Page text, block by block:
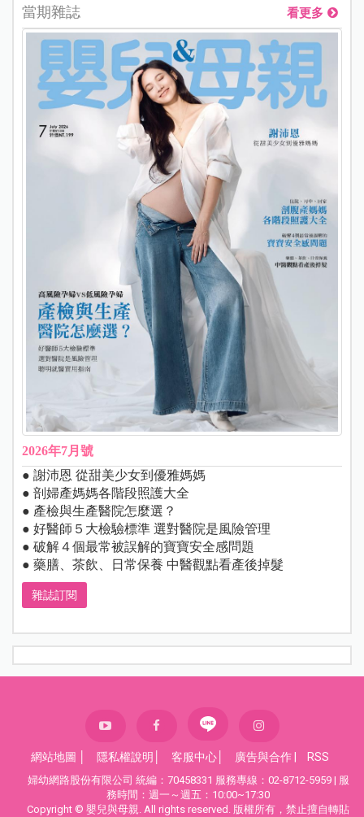
當期雜誌 看更多
2026年7月號
● 謝沛恩 從甜美少女到優雅媽媽
● 剖婦產媽媽各階段照護大全
● 產檢與生產醫院怎麼選？
● 好醫師５大檢驗標準 選對醫院是風險管理
● 破解４個最常被誤解的寶寶安全感問題
● 藥膳、茶飲、日常保養 中醫觀點看產後掉髮
雜誌訂閱
網站地圖 隱私權說明 客服中心 廣告與合作 RSS
婦幼網路股份有限公司 統編：70458331 服務專線：02-8712-5959 | 服
務時間：週一～週五：10:00~17:30
Copyright © 嬰兒與母親. All rights reserved. 版權所有，禁止擅自轉貼